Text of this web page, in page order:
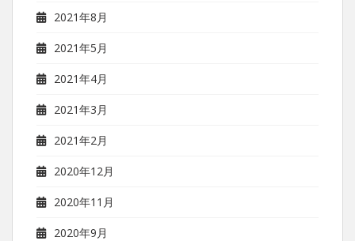
2021年8月
2021年5月
2021年4月
2021年3月
2021年2月
2020年12月
2020年11月
2020年9月